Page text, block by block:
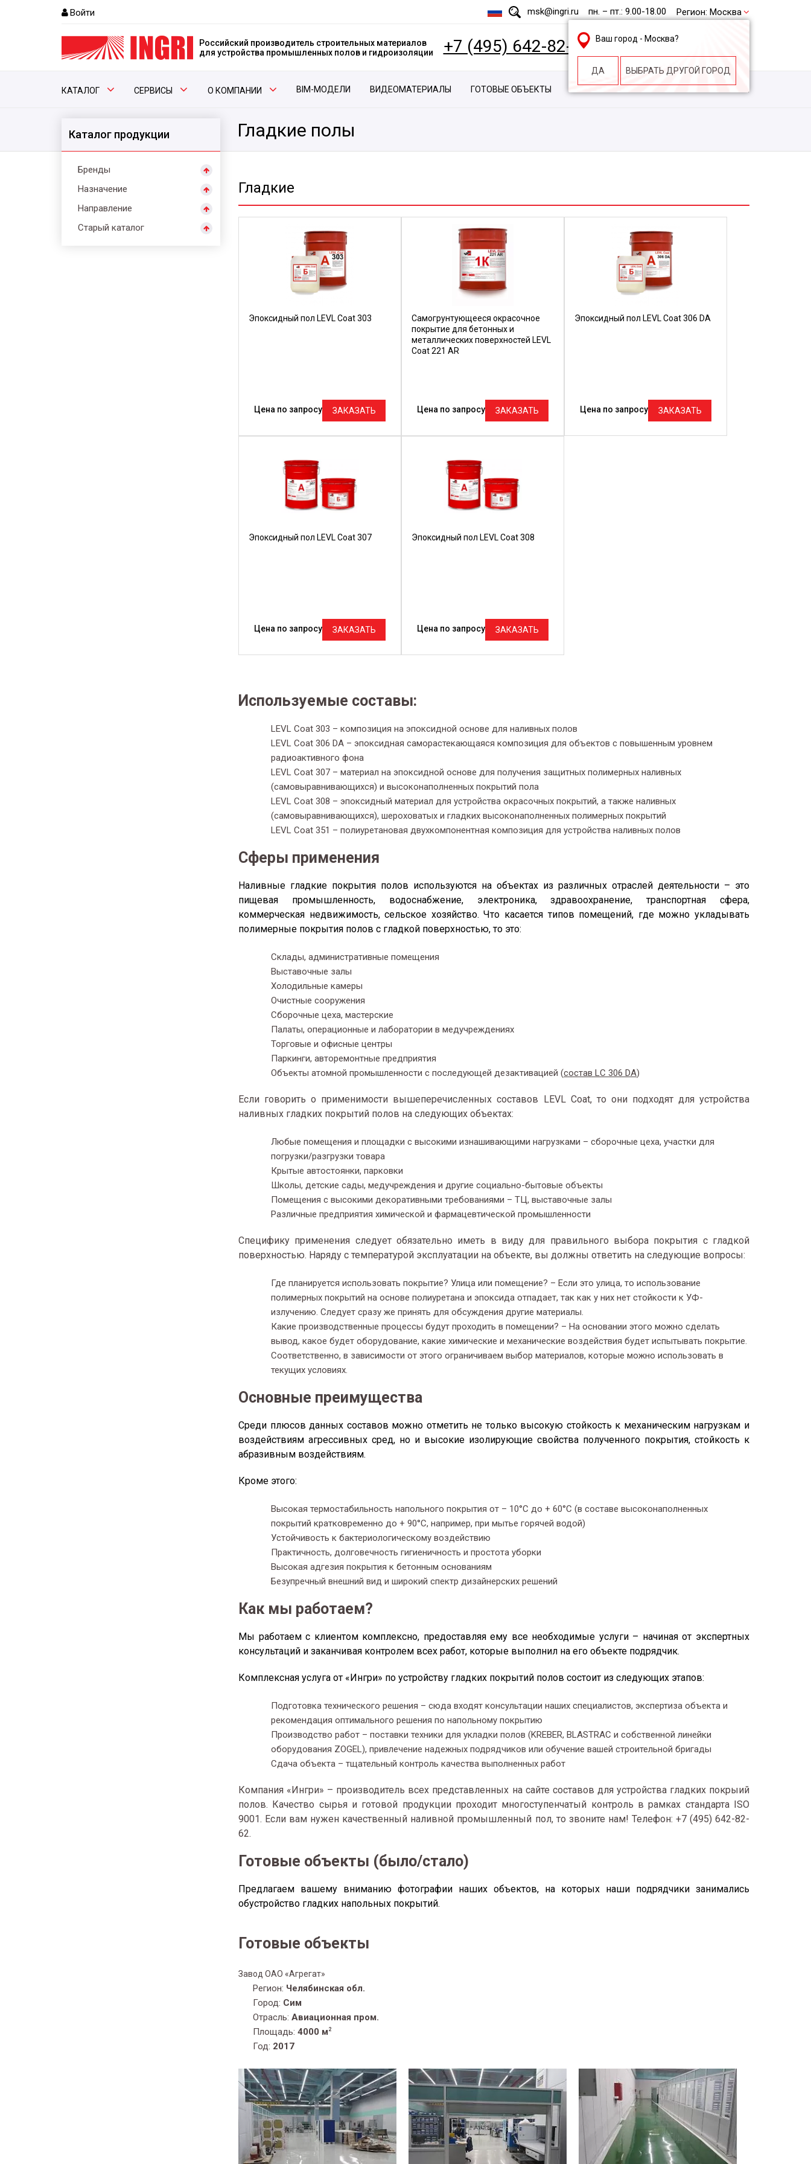
Войти msk@ingri.ru пн. – пт.: 9.00-18.00 Регион: Москва
Ваш город - Москва?
ДА ВЫБРАТЬ ДРУГОЙ ГОРОД
Российский производитель строительных материалов
для устройства промышленных полов и гидроизоляции
+7 (495) 642-82-62
КАТАЛОГ СЕРВИСЫ О КОМПАНИИ BIM-МОДЕЛИ ВИДЕОМАТЕРИАЛЫ ГОТОВЫЕ ОБЪЕКТЫ
Гладкие полы
Каталог продукции
Бренды
Назначение
Направление
Старый каталог
Гладкие
Эпоксидный пол LEVL Coat 303
Цена по запросу ЗАКАЗАТЬ
Самогрунтующееся окрасочное
покрытие для бетонных и
металлических поверхностей LEVL
Coat 221 AR
Цена по запросу ЗАКАЗАТЬ
Эпоксидный пол LEVL Coat 306 DA
Цена по запросу ЗАКАЗАТЬ
Эпоксидный пол LEVL Coat 307
Цена по запросу ЗАКАЗАТЬ
Эпоксидный пол LEVL Coat 308
Цена по запросу ЗАКАЗАТЬ
Используемые составы:
LEVL Coat 303 – композиция на эпоксидной основе для наливных полов
LEVL Coat 306 DA – эпоксидная саморастекающаяся композиция для объектов с повышенным уровнем
радиоактивного фона
LEVL Coat 307 – материал на эпоксидной основе для получения защитных полимерных наливных
(самовыравнивающихся) и высоконаполненных покрытий пола
LEVL Coat 308 – эпоксидный материал для устройства окрасочных покрытий, а также наливных
(самовыравнивающихся), шероховатых и гладких высоконаполненных полимерных покрытий
LEVL Coat 351 – полиуретановая двухкомпонентная композиция для устройства наливных полов
Сферы применения
Наливные гладкие покрытия полов используются на объектах из различных отраслей деятельности – это
пищевая промышленность, водоснабжение, электроника, здравоохранение, транспортная сфера,
коммерческая недвижимость, сельское хозяйство. Что касается типов помещений, где можно укладывать
полимерные покрытия полов с гладкой поверхностью, то это:
Склады, административные помещения
Выставочные залы
Холодильные камеры
Очистные сооружения
Сборочные цеха, мастерские
Палаты, операционные и лаборатории в медучреждениях
Торговые и офисные центры
Паркинги, авторемонтные предприятия
Объекты атомной промышленности с последующей дезактивацией (состав LC 306 DA)
Если говорить о применимости вышеперечисленных составов LEVL Coat, то они подходят для устройства
наливных гладких покрытий полов на следующих объектах:
Любые помещения и площадки с высокими изнашивающими нагрузками – сборочные цеха, участки для
погрузки/разгрузки товара
Крытые автостоянки, парковки
Школы, детские сады, медучреждения и другие социально-бытовые объекты
Помещения с высокими декоративными требованиями – ТЦ, выставочные залы
Различные предприятия химической и фармацевтической промышленности
Специфику применения следует обязательно иметь в виду для правильного выбора покрытия с гладкой
поверхностью. Наряду с температурой эксплуатации на объекте, вы должны ответить на следующие вопросы:
Где планируется использовать покрытие? Улица или помещение? – Если это улица, то использование
полимерных покрытий на основе полиуретана и эпоксида отпадает, так как у них нет стойкости к УФ-
излучению. Следует сразу же принять для обсуждения другие материалы.
Какие производственные процессы будут проходить в помещении? – На основании этого можно сделать
вывод, какое будет оборудование, какие химические и механические воздействия будет испытывать покрытие.
Соответственно, в зависимости от этого ограничиваем выбор материалов, которые можно использовать в
текущих условиях.
Основные преимущества
Среди плюсов данных составов можно отметить не только высокую стойкость к механическим нагрузкам и
воздействиям агрессивных сред, но и высокие изолирующие свойства полученного покрытия, стойкость к
абразивным воздействиям.
Кроме этого:
Высокая термостабильность напольного покрытия от – 10°C до + 60°С (в составе высоконаполненных
покрытий кратковременно до + 90°С, например, при мытье горячей водой)
Устойчивость к бактериологическому воздействию
Практичность, долговечность гигиеничность и простота уборки
Высокая адгезия покрытия к бетонным основаниям
Безупречный внешний вид и широкий спектр дизайнерских решений
Как мы работаем?
Мы работаем с клиентом комплексно, предоставляя ему все необходимые услуги – начиная от экспертных
консультаций и заканчивая контролем всех работ, которые выполнил на его объекте подрядчик.
Комплексная услуга от «Ингри» по устройству гладких покрытий полов состоит из следующих этапов:
Подготовка технического решения – сюда входят консультации наших специалистов, экспертиза объекта и
рекомендация оптимального решения по напольному покрытию
Производство работ – поставки техники для укладки полов (KREBER, BLASTRAC и собственной линейки
оборудования ZOGEL), привлечение надежных подрядчиков или обучение вашей строительной бригады
Сдача объекта – тщательный контроль качества выполненных работ
Компания «Ингри» – производитель всех представленных на сайте составов для устройства гладких покрыий
полов. Качество сырья и готовой продукции проходит многоступенчатый контроль в рамках стандарта ISO
9001. Если вам нужен качественный наливной промышленный пол, то звоните нам! Телефон: +7 (495) 642-82-
62.
Готовые объекты (было/стало)
Предлагаем вашему вниманию фотографии наших объектов, на которых наши подрядчики занимались
обустройство гладких напольных покрытий.
Готовые объекты
Завод ОАО «Агрегат»
Регион: Челябинская обл.
Город: Сим
Отрасль: Авиационная пром.
Площадь: 4000 м 2
Год: 2017